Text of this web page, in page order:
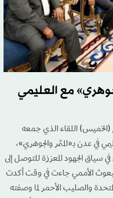
مع العليمي
(الخميس) اللقاء الذي جمعه
في عدن بـ«المثمر والجوهري»،
سياق الجهود المعززة للتوصل إلى
الأممي جاءت في وقت أكدت
والصليب الأحمر لما وصفته